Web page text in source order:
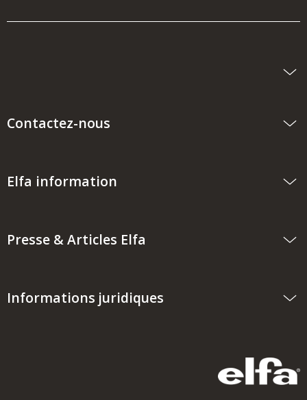
Contactez-nous
Elfa information
Presse & Articles Elfa
Informations juridiques